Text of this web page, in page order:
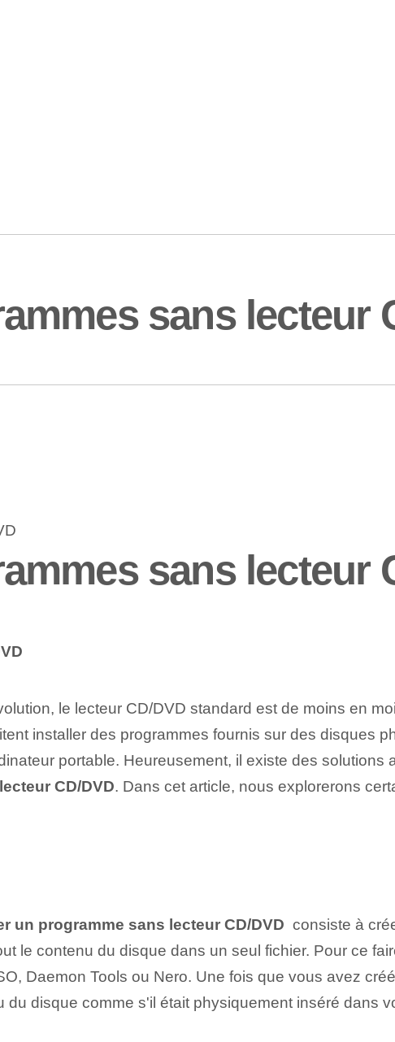
sans lecteur
sans lecteur
le lecteur CD/DVD⁤ standard est de moins en
installer des programmes fournis sur des disques
portable. Heureusement, il existe des solutions
CD/DVD. Dans cet article, nous explorerons
un programme sans lecteur CD/DVD
consiste à
le contenu du disque dans un seul fichier. Pour ce
Daemon Tools ou Nero. Une fois que vous avez
disque comme s'il était physiquement inséré dans